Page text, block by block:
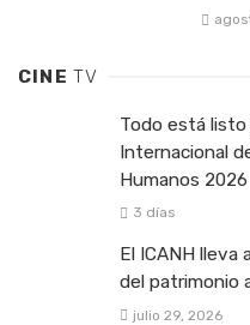
CINETV
Todo está listo
Internacional
Humanos 2026
3 días
El ICANH lleva
del patrimonio
julio 29, 2026